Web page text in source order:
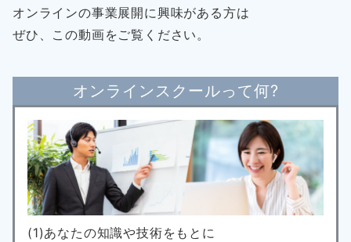
オンラインの事業展開に興味がある方は
ぜひ、この動画をご覧ください。
オンラインスクールって何?
(1)あなたの知識や技術をもとに